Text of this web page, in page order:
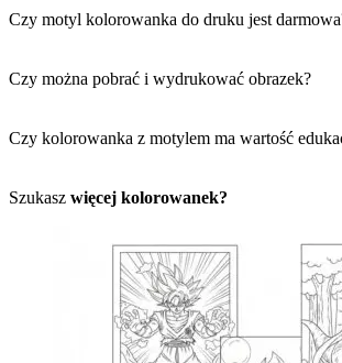
Czy motyl kolorowanka do druku jest
Czy można pobrać i wydrukować obrazek?
Czy kolorowanka z motylem ma wartość
Szukasz więcej kolorowanek?